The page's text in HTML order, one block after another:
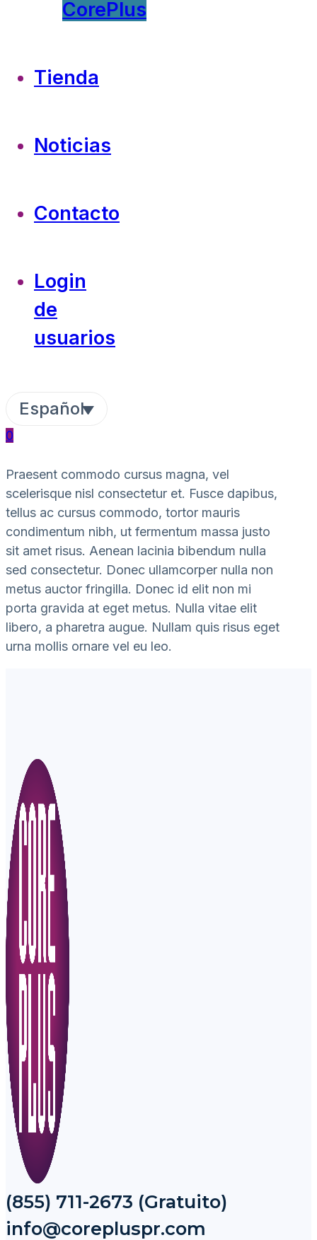
CorePlus
Tienda
Noticias
Contacto
Login
de
usuarios
Español
0
Praesent commodo cursus magna, vel
scelerisque nisl consectetur et. Fusce dapibus,
tellus ac cursus commodo, tortor mauris
condimentum nibh, ut fermentum massa justo
sit amet risus. Aenean lacinia bibendum nulla
sed consectetur. Donec ullamcorper nulla non
metus auctor fringilla. Donec id elit non mi
porta gravida at eget metus. Nulla vitae elit
libero, a pharetra augue. Nullam quis risus eget
urna mollis ornare vel eu leo.
(855) 711-2673 (Gratuito)
info@corepluspr.com